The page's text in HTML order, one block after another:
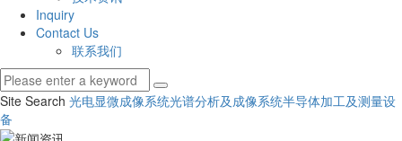
Inquiry
Contact Us
联系我们
Site Search 光电显微成像系统光谱分析及成像系统半导体加工及测量设
备